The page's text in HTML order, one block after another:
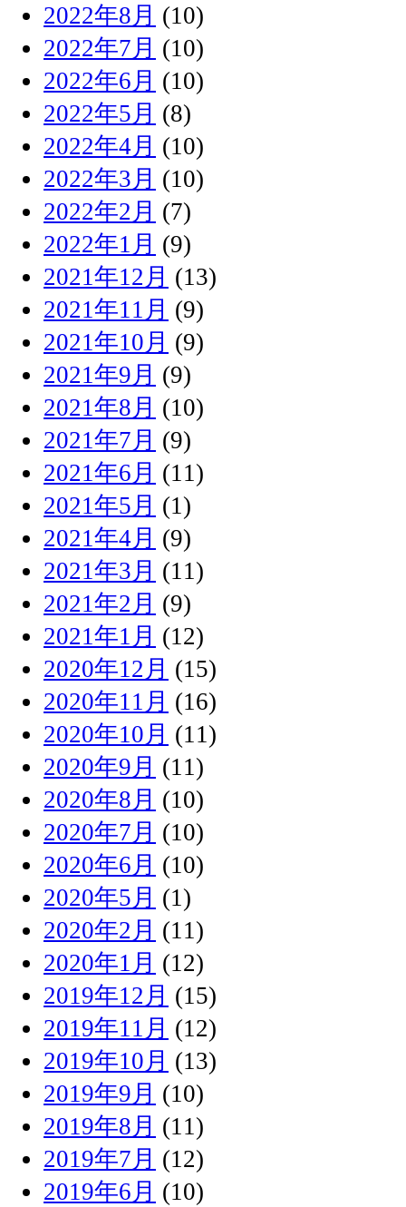
2022年8月 (10)
2022年7月 (10)
2022年6月 (10)
2022年5月 (8)
2022年4月 (10)
2022年3月 (10)
2022年2月 (7)
2022年1月 (9)
2021年12月 (13)
2021年11月 (9)
2021年10月 (9)
2021年9月 (9)
2021年8月 (10)
2021年7月 (9)
2021年6月 (11)
2021年5月 (1)
2021年4月 (9)
2021年3月 (11)
2021年2月 (9)
2021年1月 (12)
2020年12月 (15)
2020年11月 (16)
2020年10月 (11)
2020年9月 (11)
2020年8月 (10)
2020年7月 (10)
2020年6月 (10)
2020年5月 (1)
2020年2月 (11)
2020年1月 (12)
2019年12月 (15)
2019年11月 (12)
2019年10月 (13)
2019年9月 (10)
2019年8月 (11)
2019年7月 (12)
2019年6月 (10)